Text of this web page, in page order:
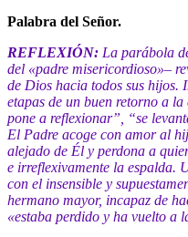
Palabra del Señor.
REFLEXIÓN: La parábola
del «padre misericordioso»–
de Dios hacia todos sus hijos.
etapas de un buen retorno a
pone a reflexionar”, “se
El Padre acoge con amor al
alejado de Él y perdona a
e irreflexivamente la espalda.
con el insensible y
hermano mayor, incapaz de
«estaba perdido y ha vuelto a